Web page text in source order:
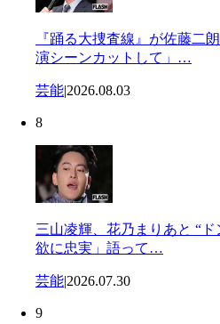
『踊る大捜査線』が佐藤二
演シーンカットして」…
芸能|2026.08.03
8
三山凌輝、花乃まりあと “
欲に忠実」語って…
芸能|2026.07.30
9